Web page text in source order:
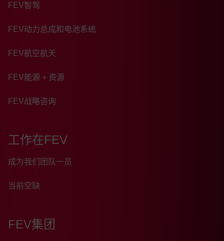
FEV智驾
FEV动力总成和电池系统
FEV航空航天
FEV能源 + 资源
FEV战略咨询
工作在FEV
成为我们团队一员
当前空缺
FEV集团